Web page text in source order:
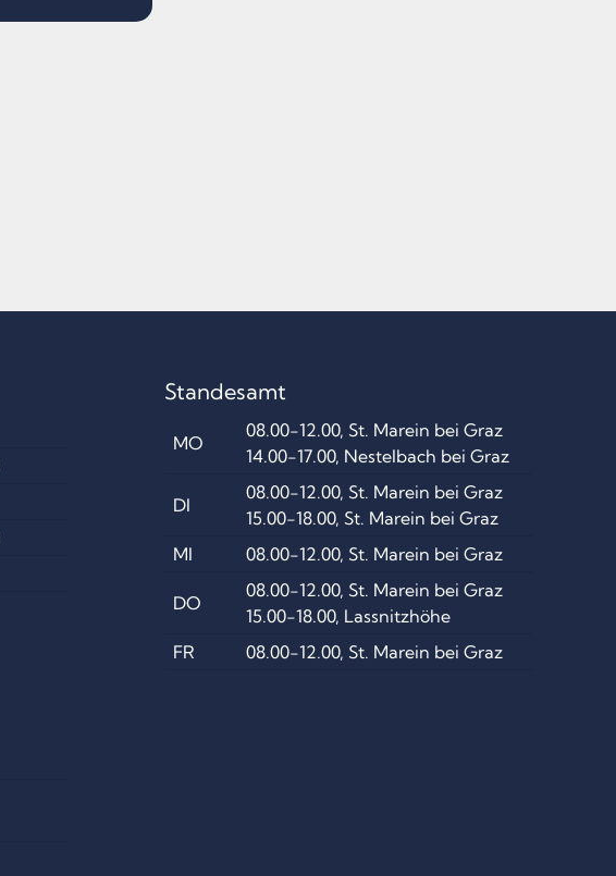
Standesamt
MO
08.00-12.00, St. Marein bei Graz
14.00-17.00, Nestelbach bei Graz
DI
08.00-12.00, St. Marein bei Graz
15.00-18.00, St. Marein bei Graz
MI
08.00-12.00, St. Marein bei Graz
DO
08.00-12.00, St. Marein bei Graz
15.00-18.00, Lassnitzhöhe
FR
08.00-12.00, St. Marein bei Graz